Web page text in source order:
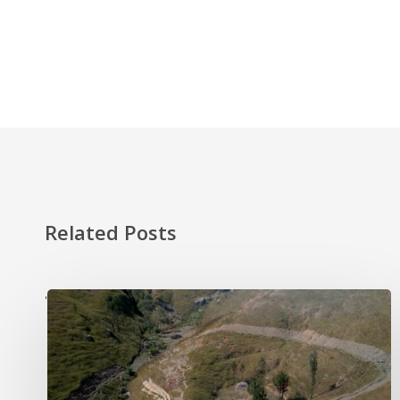
Related Posts
'